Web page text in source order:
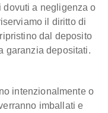
dovuti a negligenza o
il diritto di
dal deposito
garanzia depositati.
intenzionalmente o
imballati e